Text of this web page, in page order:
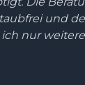
und
ich nur